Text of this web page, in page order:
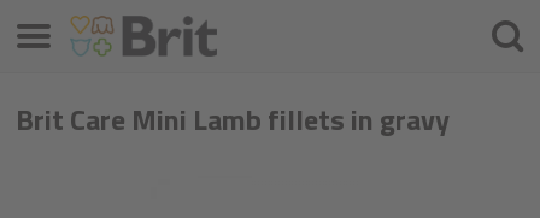
Brit Care Mini Lamb fillets in gravy
Menü